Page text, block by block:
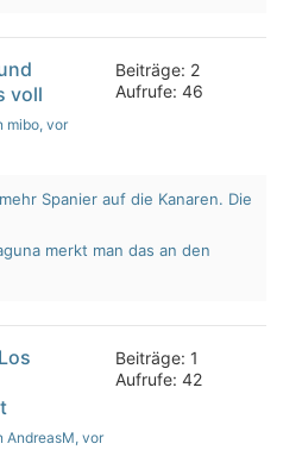
voll
mibo, vor
Beiträge: 2
Aufrufe: 46
Spanier auf die Kanaren. Die
merkt man das an den
AndreasM, vor
Beiträge: 1
Aufrufe: 42